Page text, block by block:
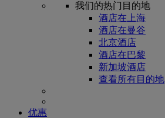
我们的热门目的地
酒店在上海
酒店在曼谷
北京酒店
酒店在巴黎
新加坡酒店
查看所有目的地
优惠